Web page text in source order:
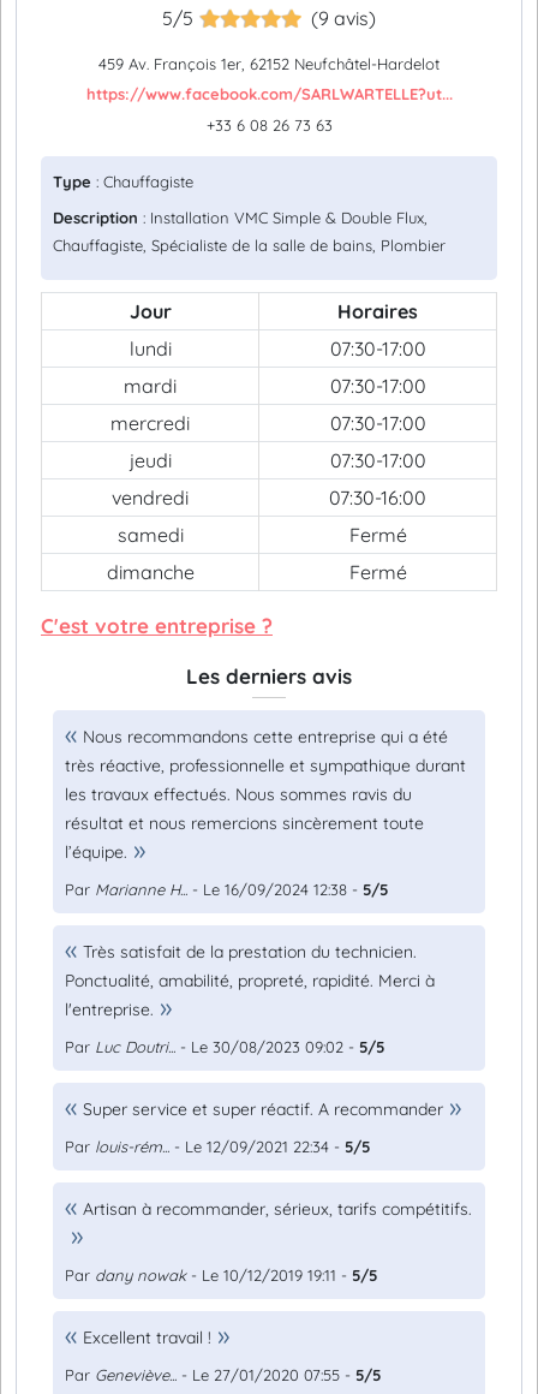
5/5 (9 avis)
459 Av. François 1er, 62152 Neufchâtel-Hardelot
https://www.facebook.com/SARLWARTELLE?ut...
+33 6 08 26 73 63
Type : Chauffagiste
Description : Installation VMC Simple & Double Flux,
Chauffagiste, Spécialiste de la salle de bains, Plombier
Jour
Horaires
lundi
07:30-17:00
mardi
07:30-17:00
mercredi
07:30-17:00
jeudi
07:30-17:00
vendredi
07:30-16:00
samedi
Fermé
dimanche
Fermé
C'est votre entreprise ?
Les derniers avis
Nous recommandons cette entreprise qui a été
très réactive, professionnelle et sympathique durant
les travaux effectués. Nous sommes ravis du
résultat et nous remercions sincèrement toute
l’équipe.
Par Marianne H... - Le 16/09/2024 12:38 - 5/5
Très satisfait de la prestation du technicien.
Ponctualité, amabilité, propreté, rapidité. Merci à
l'entreprise.
Par Luc Doutri... - Le 30/08/2023 09:02 - 5/5
Super service et super réactif. A recommander
Par louis-rém... - Le 12/09/2021 22:34 - 5/5
Artisan à recommander, sérieux, tarifs compétitifs.
Par dany nowak- Le 10/12/2019 19:11 - 5/5
Excellent travail !
Par Geneviève... - Le 27/01/2020 07:55 - 5/5